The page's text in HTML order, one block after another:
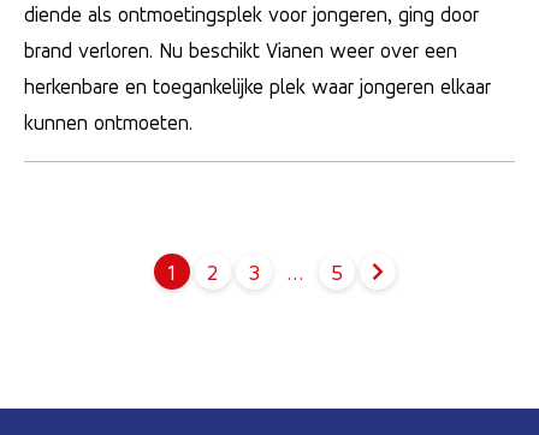
diende als ontmoetingsplek voor jongeren, ging door
brand verloren. Nu beschikt Vianen weer over een
herkenbare en toegankelijke plek waar jongeren elkaar
kunnen ontmoeten.
1 2 3 … 5